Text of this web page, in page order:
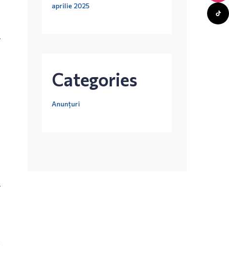
aprilie 2025
Categories
Anunțuri